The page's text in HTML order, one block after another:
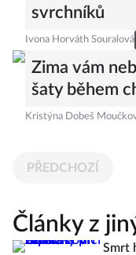
svrchníků
Ivona Horváth Souralová
Zima vám
šaty během
Kristýna Dobeš
PŘEDCHOZÍ
Články z
Smrt